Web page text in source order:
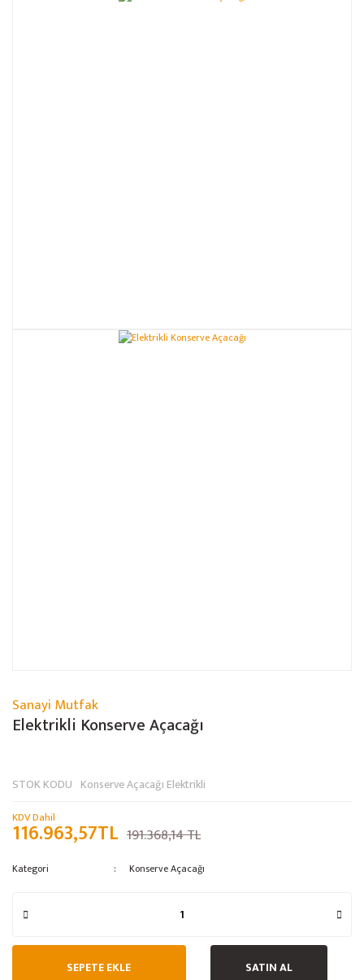
Sanayi Mutfak
Elektrikli Konserve Açacağı
STOK KODU Konserve Açacağı Elektrikli
KDV Dahil
116.963,57TL 191.368,14 TL
Kategori Konserve Açacağı
SEPETE EKLE SATIN AL